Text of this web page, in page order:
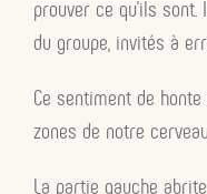
prouver ce qu’ils
du groupe, invités à
Ce sentiment de
zones de notre
La partie gauche